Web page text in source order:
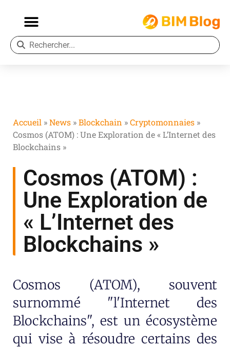
Accueil »News »Blockchain »Cryptomonnaies »
Cosmos (ATOM) : Une Exploration de « L’Internet des
Blockchains »
Cosmos (ATOM) :
Une Exploration de
« L’Internet des
Blockchains »
Cosmos (ATOM), souvent
surnommé "l'Internet des
Blockchains", est un écosystème
qui vise à résoudre certains des